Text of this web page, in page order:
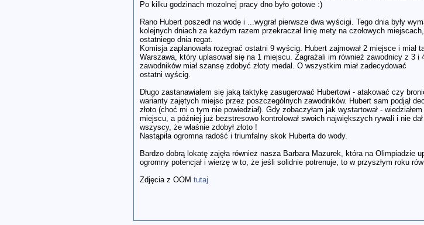
Po kilku godzinach mozolnej pracy dno było gotowe :)
Rano Hubert poszedł na wodę i ...wygrał pierwsze dwa wyścigi. Tego dnia były
kolejnych dniach za każdym razem przekraczał linię mety na czołowych
ostatniego dnia regat.
Komisja zaplanowała rozegrać ostatni 9 wyścig. Hubert zajmował 2 miejsce i
Warszawa, który uplasował się na 1 miejscu. Zagrażali im również zawodnicy z 3
zawodników miał szansę zdobyć złoty medal. O wszystkim miał zadecydować
ostatni wyścig.
Długo zastanawiałem się jaką taktykę zasugerować Hubertowi - atakować czy
warianty zajętych miejsc przez poszczególnych zawodników. Hubert sam podjął
złoto (choć mi o tym nie powiedział). Gdy zobaczyłam jak wystartował -
miejscu, a później już bezstresowo kontrolował swoich największych rywali i nie
wszyscy, że właśnie zdobył złoto !
Nastąpiła ogromna radość i triumfalny skok Huberta do wody.
Bardzo dobrą lokatę zajęła również nasza Barbara Mazurek, która na Olimpiadzie
ogromny potencjał i wierzę w to, że jeśli solidnie potrenuje, to w przyszłym roku
Zdjęcia z OOM tutaj